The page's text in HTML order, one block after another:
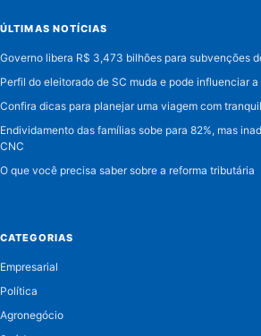
ÚLTIMAS NOTÍCIAS
Governo libera R$ 3,473 bilhões para subvenções
Perfil do eleitorado de SC muda e pode influenciar
Confira dicas para planejar uma viagem com
Endividamento das famílias sobe para 82%, mas
CNC
O que você precisa saber sobre a reforma tributária
CATEGORIAS
Empresarial
Política
Agronegócio